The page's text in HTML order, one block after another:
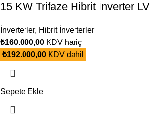
15 KW Trifaze Hibrit İnverter LV
İnverterler, Hibrit İnverterler
₺160.000,00KDV hariç
₺192.000,00KDV dahil
Sepete Ekle